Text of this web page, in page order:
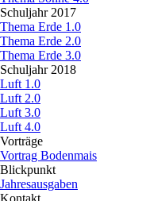
Schuljahr 2017
Thema Erde 1.0
Thema Erde 2.0
Thema Erde 3.0
Schuljahr 2018
Luft 1.0
Luft 2.0
Luft 3.0
Luft 4.0
Vorträge
Vortrag Bodenmais
Blickpunkt
Jahresausgaben
Kontakt